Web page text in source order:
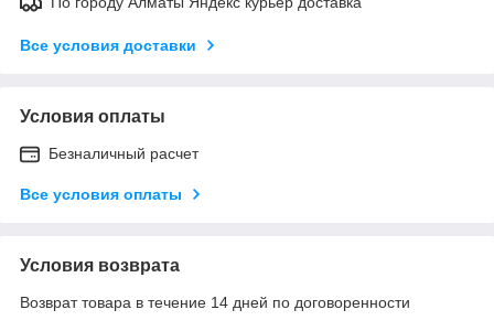
Все условия доставки
Условия оплаты
Безналичный расчет
Все условия оплаты
Условия возврата
Возврат товара в течение 14 дней по договоренности